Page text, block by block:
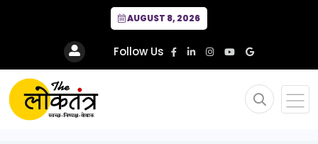
AUGUST 8, 2026
Follow Us